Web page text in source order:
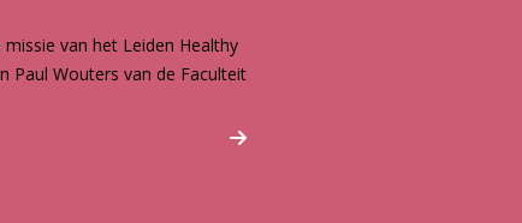
van het Leiden Healthy
Paul Wouters van de Faculteit